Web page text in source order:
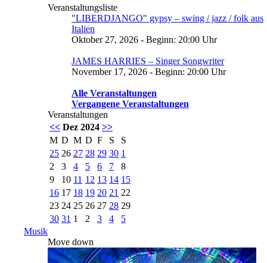
Veranstaltungsliste
"LIBERDJANGO" gypsy – swing / jazz / folk aus
Italien
Oktober 27, 2026 - Beginn: 20:00 Uhr
JAMES HARRIES – Singer Songwriter
November 17, 2026 - Beginn: 20:00 Uhr
Alle Veranstaltungen
Vergangene Veranstaltungen
Veranstaltungen
<< Dez 2024 >>
M D M D F S
S
25 26 27 28 29 30 1
2
3 4 5 6 7
8
9
10 11 12 13 14 15
16 17 18 19 20 21 22
23 24 25 26 27 28 29
30 31 1 2 3 4
5
Musik
Move down